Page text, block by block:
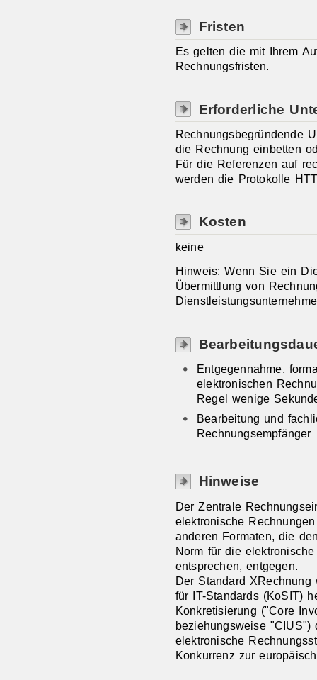
Fristen
Es gelten die mit Ihrem
Rechnungsfristen.
Erforderliche
Rechnungsbegründende
die Rechnung einbetten
Für die Referenzen auf
werden die Protokolle
Kosten
keine
Hinweis: Wenn Sie ein
Übermittlung von
Entgegennahme,
elektronischen
Regel wenige
Bearbeitung und
Rechnungsempfänger
Hinweise
Der Zentrale
elektronische
anderen Formaten, die
Norm für die
entsprechen, entgegen.
Der Standard
für IT-Standards (KoSIT)
Konkretisierung ("Core
beziehungsweise
elektronische
Konkurrenz zur